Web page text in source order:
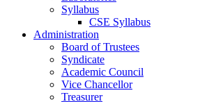
Syllabus
CSE Syllabus
Administration
Board of Trustees
Syndicate
Academic Council
Vice Chancellor
Treasurer